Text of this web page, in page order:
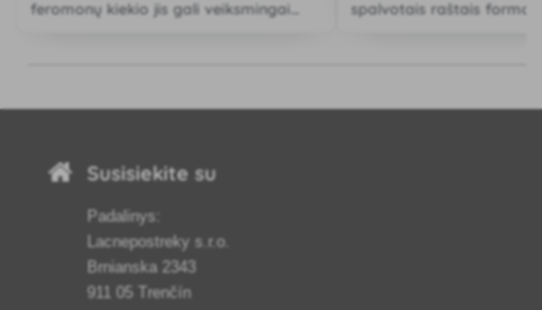
feromonų kiekio jis gali veiksmingai
spalvotais raštais forma.
Susisiekite su
Padalinys:
Lacnepostreky s.r.o.
Brnianska 2343
911 05 Trenčín